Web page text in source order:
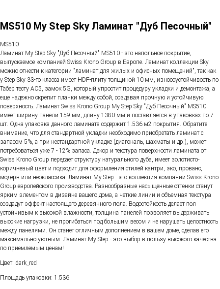
MS510 My Step Sky Ламинат "Дуб Песочный"
MS510
Ламинат My Step Sky "Дуб Песочный" MS510 - это напольное покрытие,
выпускаемое компанией Swiss Krono Group в Европе. Ламинат коллекции Sky
можно отнести к категории "ламинат для жилых и офисных помещений", так как
y Step Sky 33-го класса имеет HDF-плиту толщиной 10 мм, износоустойчивость по
Табер тесту AC5, замок 5G, который упростит процедуру укладки и демонтажа, а
еще надежно скрепит планки между собой, создавая прочную и устойчивую
поверхность. Ламинат Swiss Krono Group My Step Sky "Дуб Песочный" MS510
имеет ширину панели 159 мм, длину 1380 мм и поставляется в упаковках по 7
шт. Одна упаковка данного ламината содержит 1.536 м2 покрытия. Обратите
внимание, что для стандартной укладки необходимо приобретать ламинат с
запасом 5%, а при нестандартной укладке (диагональ, шахматы и др.), может
потребоваться уже 7 - 12% запаса. Декор и текстура поверхности ламината от
Swiss Krono Group передает структуру натурального дуба, имеет золотисто-
коричневый цвет и подходит для оформления стилей кантри, эко, прованс,
модерн или неоклассика. Ламинат My Step - это коллекция компании Swiss Krono
Group европейского производства. Разнообразные насыщенные оттенки станут
ярким элементом в дизайне вашего дома, а четкие линии и объемная текстура
создадут эффект настоящего деревянного пола. Водостойкость делает пол
устойчивым к высокой влажности, толщина панелей позволяет выдерживать
высокие нагрузки, не прогибаться под большим весом и не нарушать целостность
между панелями. Он станет отличным дополнением в вашем доме, сделав его
максимально уютным. Ламинат My Step - это выбор в пользу высокого качества
по приемлемым ценам!
Цвет: dark_red
Площадь упаковки: 1.536